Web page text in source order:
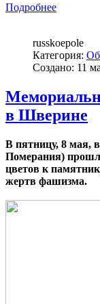
Подробнее
russkoepole
Категория:
Создано: 11
в Шверине
В пятницу, 8 мая,
Померания)
цветов к
жертв фашизма.